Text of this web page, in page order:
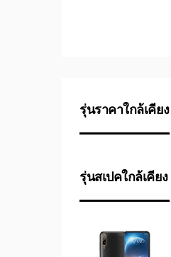
รุ่นราคาใกล้เคียง
รุ่นสเปคใกล้เคียง